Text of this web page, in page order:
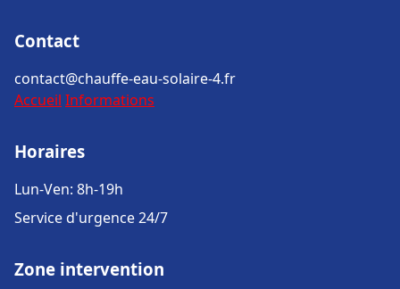
Contact
contact@chauffe-eau-solaire-4.fr
Accueil Informations
Horaires
Lun-Ven: 8h-19h
Service d'urgence 24/7
Zone intervention